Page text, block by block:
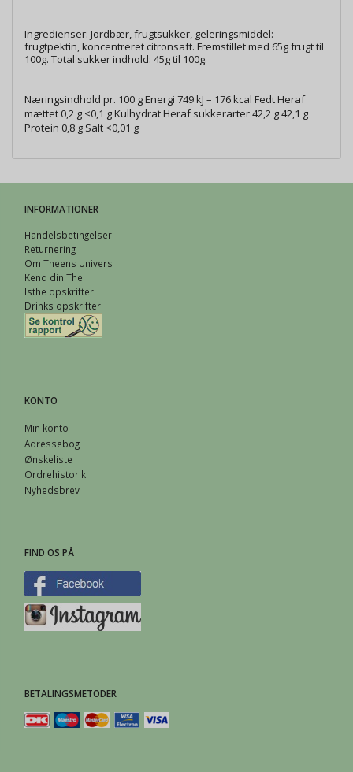
Ingredienser: Jordbær, frugtsukker, geleringsmiddel:
frugtpektin, koncentreret citronsaft. Fremstillet med 65g frugt til
100g. Total sukker indhold: 45g til 100g.
Næringsindhold pr. 100 g Energi 749 kJ – 176 kcal Fedt Heraf
mættet 0,2 g <0,1 g Kulhydrat Heraf sukkerarter 42,2 g 42,1 g
Protein 0,8 g Salt <0,01 g
INFORMATIONER
Handelsbetingelser
Returnering
Om Theens Univers
Kend din The
Isthe opskrifter
Drinks opskrifter
KONTO
Min konto
Adressebog
Ønskeliste
Ordrehistorik
Nyhedsbrev
FIND OS PÅ
BETALINGSMETODER